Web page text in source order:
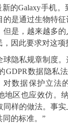
新的Galaxy手机
的是通过生物特
但是，越来越多
因此要求对这项
球隐私规章制度
GDPR数据隐私
对数据保护立法
地区也应效仿。
同样的做法。事
同的标准。”